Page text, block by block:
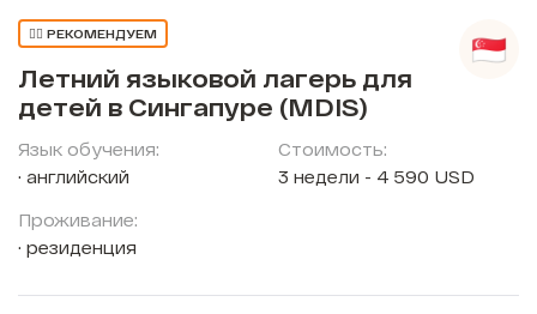
👍🏼 РЕКОМЕНДУЕМ
Летний языковой лагерь для
детей в Сингапуре (MDIS)
Язык обучения:
английский
Проживание:
резиденция
Стоимость:
3 недели - 4 590 USD